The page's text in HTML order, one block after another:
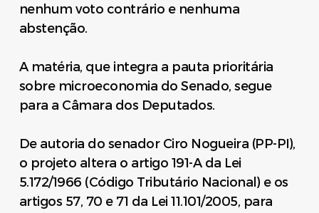
nenhum voto contrário e nenhuma
abstenção.
A matéria, que integra a pauta prioritária
sobre microeconomia do Senado, segue
para a Câmara dos Deputados.
De autoria do senador Ciro Nogueira (PP-PI),
o projeto altera o artigo 191-A da Lei
5.172/1966 (Código Tributário Nacional) e os
artigos 57, 70 e 71 da Lei 11.101/2005, para